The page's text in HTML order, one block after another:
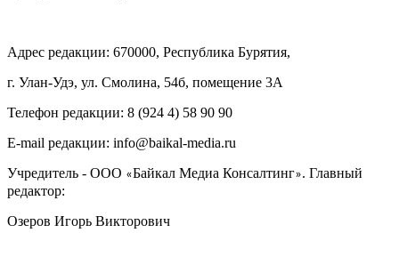
Адрес редакции: 670000, Республика Бурятия,
г. Улан-Удэ, ул. Смолина, 54б, помещение 3А
Телефон редакции: ‎‎8 (924 4) 58 90 90
E-mail редакции: info@baikal-media.ru
Учредитель - ООО «Байкал Медиа Консалтинг». Главный
редактор:
Озеров Игорь Викторович